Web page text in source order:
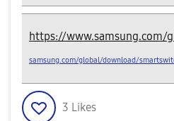
https://
samsung.com/global/download/
3 Likes